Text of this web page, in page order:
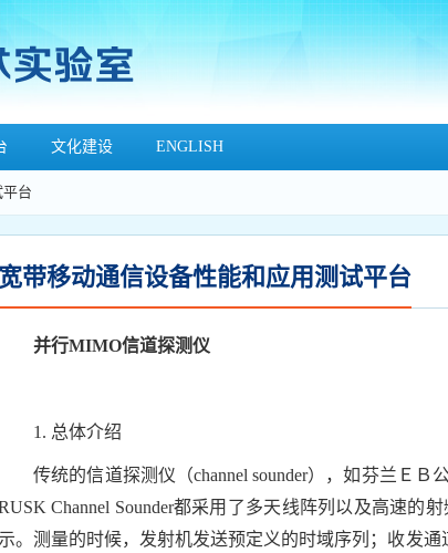
文化建设 ENGLISH
台
宽带移动通信设备性能和应用测试平台
并行MIMO信道探测仪
1. 总体介绍
传统的信道探测仪（channel sounder），如芬兰ＥＢ
Channel Sounder都采用了多天线阵列以及高速的
示。测量的时候，发射机发送预定义的时域序列；收发